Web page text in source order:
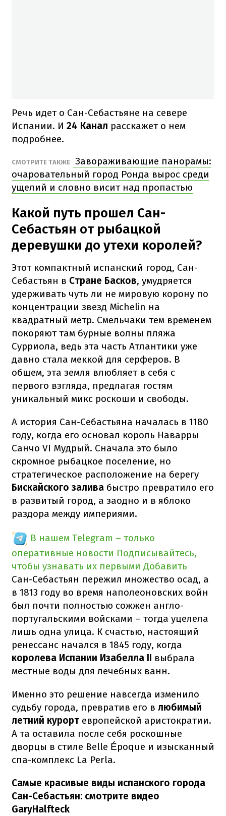
Речь идет о Сан-Себастьяне на севере
Испании. И 24 Канал расскажет о нем
подробнее.
СМОТРИТЕ ТАКЖЕ
Завораживающие панорамы:
очаровательный город Ронда вырос среди
ущелий и словно висит над пропастью
Какой путь прошел Сан-
Себастьян от рыбацкой
деревушки до утехи королей?
Этот компактный испанский город, Сан-
Себастьян в Стране Басков, умудряется
удерживать чуть ли не мировую корону по
концентрации звезд Michelin на
квадратный метр. Смельчаки тем временем
покоряют там бурные волны пляжа
Сурриола, ведь эта часть Атлантики уже
давно стала меккой для серферов. В
общем, эта земля влюбляет в себя с
первого взгляда, предлагая гостям
уникальный микс роскоши и свободы.
А история Сан-Себастьяна началась в 1180
году, когда его основал король Наварры
Санчо VI Мудрый. Сначала это было
скромное рыбацкое поселение, но
стратегическое расположение на берегу
Бискайского залива быстро превратило его
в развитый город, а заодно и в яблоко
раздора между империями.
В нашем Telegram – только
оперативные новости Подписывайтесь,
чтобы узнавать их первыми Добавить
Сан-Себастьян пережил множество осад, а
в 1813 году во время наполеоновских войн
был почти полностью сожжен англо-
португальскими войсками – тогда уцелела
лишь одна улица. К счастью, настоящий
ренессанс начался в 1845 году, когда
королева Испании Изабелла II выбрала
местные воды для лечебных ванн.
Именно это решение навсегда изменило
судьбу города, превратив его в любимый
летний курорт европейской аристократии.
А та оставила после себя роскошные
дворцы в стиле Belle Époque и изысканный
спа-комплекс La Perla.
Самые красивые виды испанского города
Сан-Себастьян: смотрите видео
GaryHalfteck